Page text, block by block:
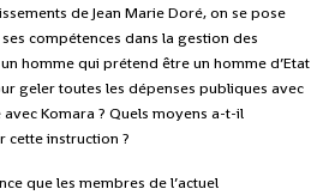
de Jean Marie Doré, on se pose
compétences dans la gestion des
homme qui prétend être un homme d’Etat
geler toutes les dépenses publiques avec
Komara ? Quels moyens a-t-il
cette instruction ?
que les membres de l’actuel